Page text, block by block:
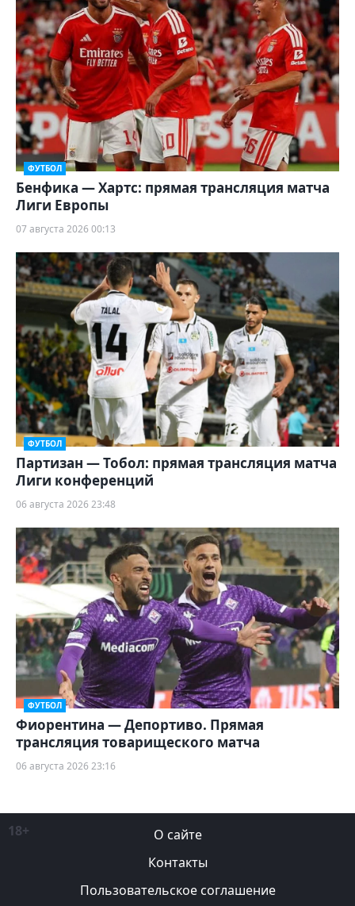
ФУТБОЛ
Бенфика — Хартс: прямая трансляция матча
Лиги Европы
07 августа 2026 00:13
ФУТБОЛ
Партизан — Тобол: прямая трансляция матча
Лиги конференций
06 августа 2026 23:48
ФУТБОЛ
Фиорентина — Депортиво. Прямая
трансляция товарищеского матча
06 августа 2026 23:16
18+
О сайте
Контакты
Пользовательское соглашение